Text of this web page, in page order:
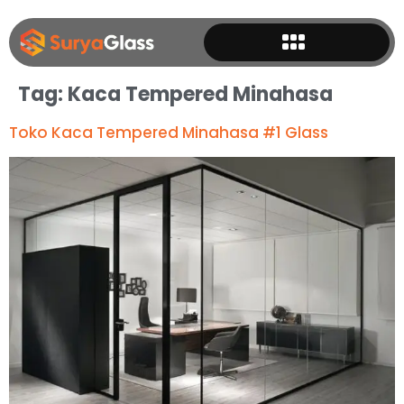
Tag: Kaca Tempered Minahasa
Toko Kaca Tempered Minahasa #1 Glass